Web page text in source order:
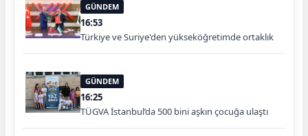
GÜNDEM
16:53
Türkiye ve Suriye'den yükseköğretimde ortaklık
GÜNDEM
16:25
TÜGVA İstanbul’da 500 bini aşkın çocuğa ulaştı